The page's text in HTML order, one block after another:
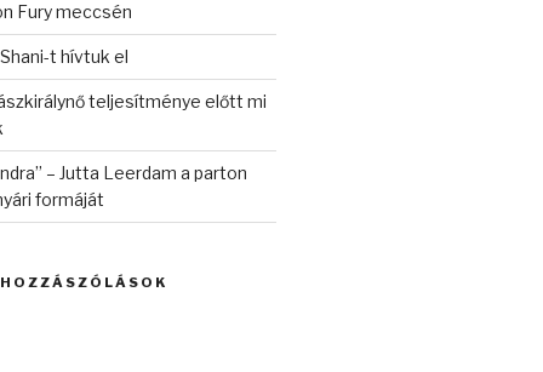
Fury meccsén
t hívtuk el
teljesítménye előtt mi
– Jutta Leerdam a parton
formáját